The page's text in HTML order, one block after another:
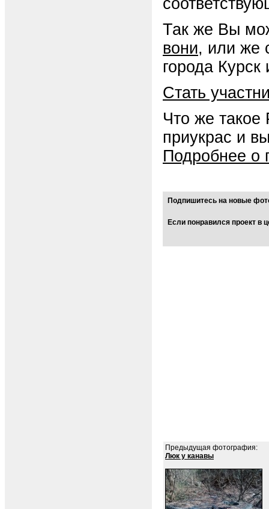
Так же Вы
вони, или же
города
Стать
Что же такое
приукрас и
Подробнее о
Подпишитесь на новые
Если понравился проект в
Предыдущая фотография:
Люк у канавы